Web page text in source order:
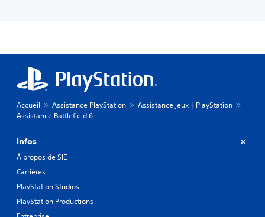
Accueil Assistance PlayStation
Assistance jeux | PlayStation
Assistance Battlefield 6
Infos
À propos de SIE
Carrières
PlayStation Studios
PlayStation Productions